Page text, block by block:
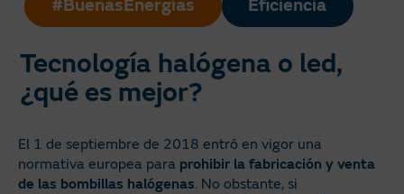
#BuenasEnergías Eficiencia
Tecnología halógena o led,
¿qué es mejor?
El 1 de septiembre de 2018 entró en vigor una
normativa europea para prohibir la fabricación y venta
de las bombillas halógenas. No obstante, si